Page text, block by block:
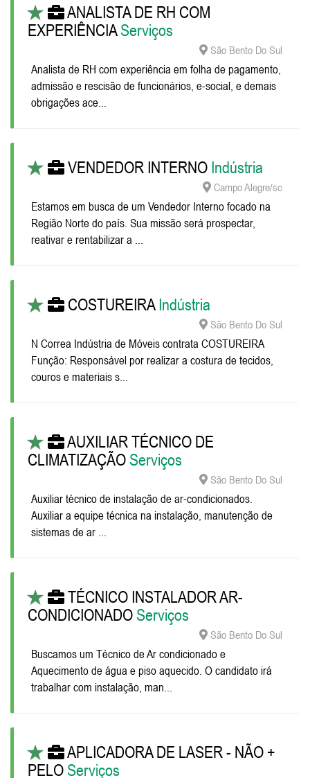
ANALISTA DE RH COM
EXPERIÊNCIAServiços
São Bento Do Sul
Analista de RH com experiência em folha de pagamento,
admissão e rescisão de funcionários, e-social, e demais
obrigações ace...
VENDEDOR INTERNO Indústria
Campo Alegre/sc
Estamos em busca de um Vendedor Interno focado na
Região Norte do país. Sua missão será prospectar,
reativar e rentabilizar a ...
COSTUREIRAIndústria
São Bento Do Sul
N Correa Indústria de Móveis contrata COSTUREIRA
Função: Responsável por realizar a costura de tecidos,
couros e materiais s...
AUXILIAR TÉCNICO DE
CLIMATIZAÇÃO Serviços
São Bento Do Sul
Auxiliar técnico de instalação de ar-condicionados.
Auxiliar a equipe técnica na instalação, manutenção de
sistemas de ar ...
TÉCNICO INSTALADOR AR-
CONDICIONADO Serviços
São Bento Do Sul
Buscamos um Técnico de Ar condicionado e
Aquecimento de água e piso aquecido. O candidato irá
trabalhar com instalação, man...
APLICADORA DE LASER - NÃO +
PELO Serviços